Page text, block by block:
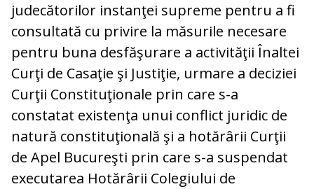
judecătorilor instanţei supreme pentru a fi
consultată cu privire la măsurile necesare
pentru buna desfăşurare a activităţii Înaltei
Curţi de Casaţie şi Justiţie, urmare a deciziei
Curţii Constituţionale prin care s-a
constatat existenţa unui conflict juridic de
natură constituţională şi a hotărârii Curţii
de Apel Bucureşti prin care s-a suspendat
executarea Hotărârii Colegiului de